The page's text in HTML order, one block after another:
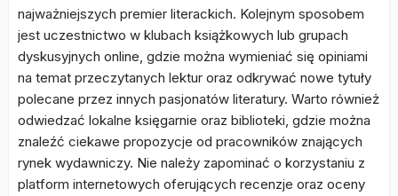
najważniejszych premier literackich. Kolejnym sposobem
jest uczestnictwo w klubach książkowych lub grupach
dyskusyjnych online, gdzie można wymieniać się opiniami
na temat przeczytanych lektur oraz odkrywać nowe tytuły
polecane przez innych pasjonatów literatury. Warto również
odwiedzać lokalne księgarnie oraz biblioteki, gdzie można
znaleźć ciekawe propozycje od pracowników znających
rynek wydawniczy. Nie należy zapominać o korzystaniu z
platform internetowych oferujących recenzje oraz oceny